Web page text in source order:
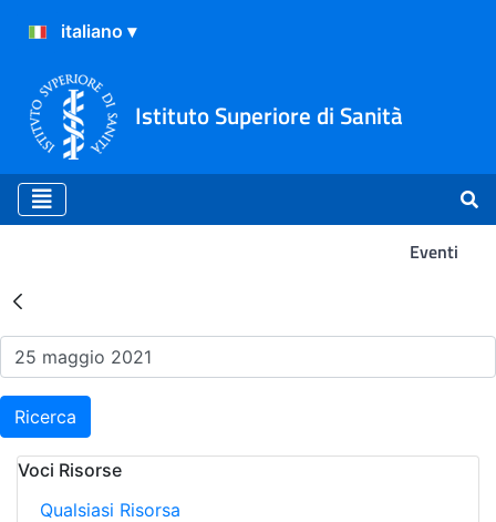
Istituto Superiore di Sanità
Eventi
Risultati della Ricerca -
Ricerca
Voci Risorse
Qualsiasi Risorsa